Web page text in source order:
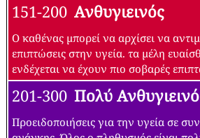
151-200 Ανθυγιεινός
Ο καθένας μπορεί να αρχίσει να
επιπτώσεις στην υγεία. τα μέλη
ενδέχεται να έχουν πιο σοβαρές
201-300 Πολύ Ανθυγιεινό
Προειδοποιήσεις για την υγεία σε